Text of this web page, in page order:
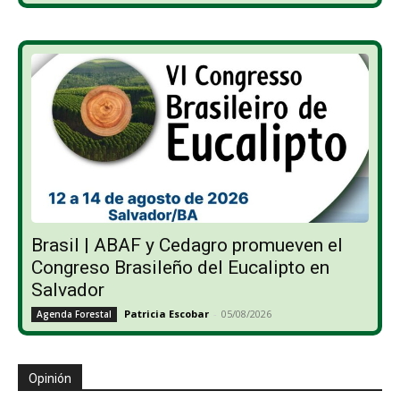
Brasil | ABAF y Cedagro promueven el
Congreso Brasileño del Eucalipto en
Salvador
Agenda Forestal Patricia Escobar - 05/08/2026
Opinión